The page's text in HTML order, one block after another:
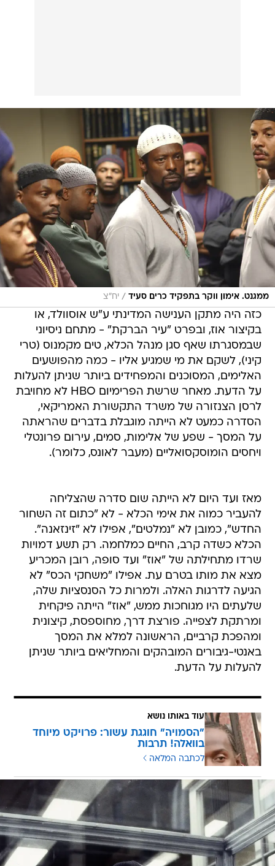
ממגנט. אימון ווקר בתפקיד כרים סעיד / יח"צ
כזה היה מתקן הענישה המדינתי ע"ש אוסוולד, או
בקיצור אוז, ובפרט "עיר הברקת" - מתחם ניסיוני
שבמסגרתו שאף סגן מנהל הכלא, טים מקמנוס (טרי
קיני), לשקם את מי שמגיע אליו - כמה מהפושעים
האלימים, המסוכנים והמפחידים ביותר שניתן להעלות
על הדעת. מאחר שרשת הפרימיום HBO לא מחויבת
לרסן הצנזורה של משרד התקשורת האמריקאי,
הסדרה כמעט לא הייתה מוגבלת בדברים שהראתה
על המסך - שפע של אלימות, סמים, עירום פרונטלי
ויחסים הומוסקסואליים (מעבר לאונס, כלומר).
מאז ועד היום לא הייתה שום סדרה שהצליחה
להעביר כמוה את אימי הכלא - לא "כתום זה השחור
החדש", כמובן לא "נמלטים", אפילו לא "זינזאנה".
הכלא כשדה קרב, החיים כמלחמה. רק תשע דמויות
שרדו מתחילתה של "אוז" ועד סופה, רובן המכריע
מצא את מותו בטרם עת. אפילו "משחקי הכס" לא
הגיעה לדרגות האלה. ולמרות כל הסנסציות שלה,
שלעתים היו מגוחכות ממש, "אוז" הייתה פיקחית
ומרתקת לצפייה. פורצת דרך, מחוספסת, קיצונית
ומהפכת קרביים, הראשונה למלא את המסך
באנטי-גיבורים המובהקים והמחליאים ביותר שניתן
להעלות על הדעת.
עוד באותו נושא
"הסמויה" חוגגת עשור: פרויקט מיוחד
בוואלה! תרבות
לכתבה המלאה